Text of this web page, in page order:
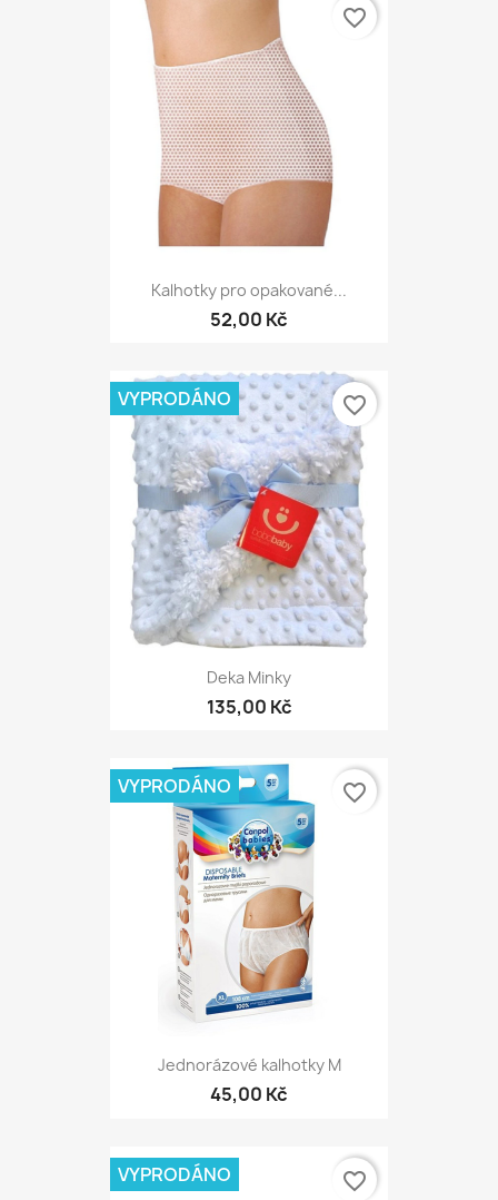
Kalhotky pro opakované...
52,00 Kč
favorite_border
Deka Minky
135,00 Kč
VYPRODÁNO favorite_border
Jednorázové kalhotky M
45,00 Kč
VYPRODÁNO favorite_border
VYPRODÁNO favorite_border